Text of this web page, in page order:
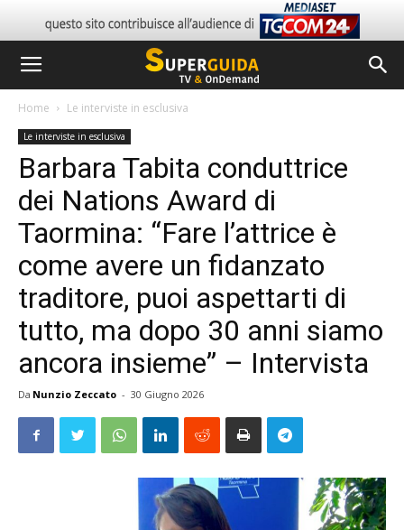
Home Le interviste in esclusiva
Le interviste in esclusiva
Barbara Tabita conduttrice
dei Nations Award di
Taormina: “Fare l’attrice è
come avere un fidanzato
traditore, puoi aspettarti di
tutto, ma dopo 30 anni siamo
ancora insieme” – Intervista
Da Nunzio Zeccato - 30 Giugno 2026